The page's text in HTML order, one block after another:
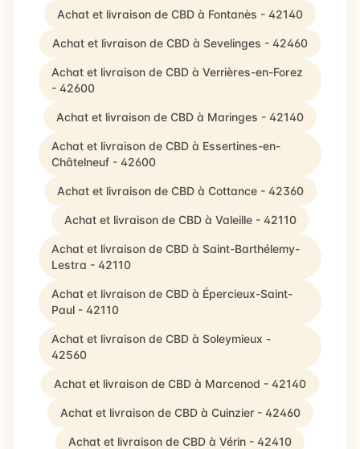
Achat et livraison de CBD à Fontanès - 42140
Achat et livraison de CBD à Sevelinges - 42460
Achat et livraison de CBD à Verrières-en-Forez
- 42600
Achat et livraison de CBD à Maringes - 42140
Achat et livraison de CBD à Essertines-en-
Châtelneuf - 42600
Achat et livraison de CBD à Cottance - 42360
Achat et livraison de CBD à Valeille - 42110
Achat et livraison de CBD à Saint-Barthélemy-
Lestra - 42110
Achat et livraison de CBD à Épercieux-Saint-
Paul - 42110
Achat et livraison de CBD à Soleymieux -
42560
Achat et livraison de CBD à Marcenod - 42140
Achat et livraison de CBD à Cuinzier - 42460
Achat et livraison de CBD à Vérin - 42410